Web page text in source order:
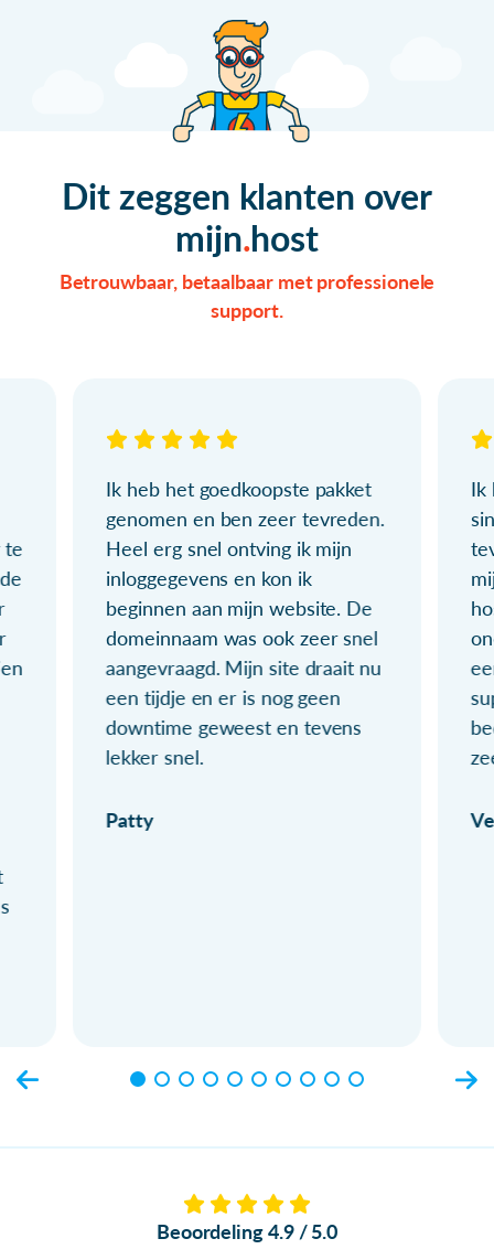
Dit zeggen klanten over
mijn host
Betrouwbaar, betaalbaar met professionele
support.
te
Ik heb het goedkoopste pakket
genomen en ben zeer tevreden.
Heel erg snel ontving ik mijn
inloggegevens en kon ik
beginnen aan mijn website. De
domeinnaam was ook zeer snel
aangevraagd. Mijn site draait nu
een tijdje en er is nog geen
downtime geweest en tevens
lekker snel.
Patty
Ik
Beoordeling 4.9 / 5.0